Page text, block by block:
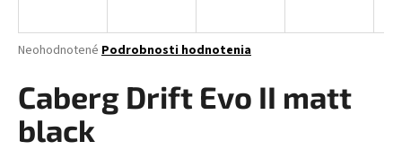
Priemerné
produktu
je
0,0
Neohodnotené Podrobnosti hodnotenia
Caberg Drift Evo II matt
black
j
ť
?